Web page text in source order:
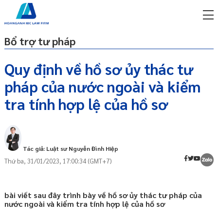
Bổ trợ tư pháp
Quy định về hồ sơ ủy thác tư
pháp của nước ngoài và kiểm
tra tính hợp lệ của hồ sơ
Tác giả: Luật sư Nguyễn Đình Hiệp
Thứ ba, 31/01/2023, 17:00:34 (GMT+7)
bài viết sau đây trình bày về hồ sơ ủy thác tư pháp của
nước ngoài và kiểm tra tính hợp lệ của hồ sơ
Tương trợ tư pháp về hình sự là gì?
Ủy thác tư pháp là gì?
thác tư pháp của nước ngoài
phí qua zalo
sư trực tuyến online
ty/doanh nghiệp
gói
phí qua zalo
sư trực tuyến online
ty/doanh nghiệp